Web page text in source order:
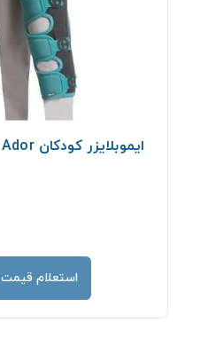
ایموبلایزر کودکان Ador کد 350011
استعلام قیمت